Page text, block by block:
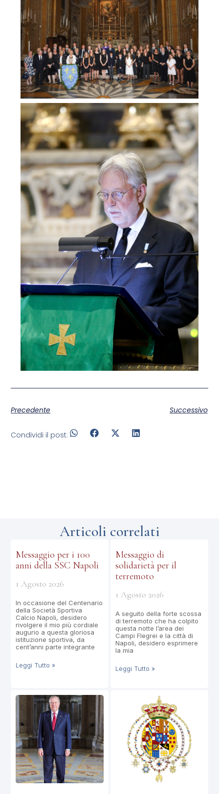
Precedente Successivo
Condividi il post:
Articoli correlati
Messaggio per i 100
anni della SSC Napoli
1 Agosto 2026
In occasione del Centenario
della Società Sportiva
Calcio Napoli, desidero
rivolgere il mio più cordiale
augurio a questa gloriosa
istituzione sportiva, da
cent’anni parte integrante
Leggi Tutto »
Messaggio di
solidarietà per il
terremoto
1 Agosto 2026
A seguito della forte scossa
di terremoto che ha colpito
questa notte l’area dei
Campi Flegrei e la città di
Napoli, desidero esprimere
la mia
Leggi Tutto »